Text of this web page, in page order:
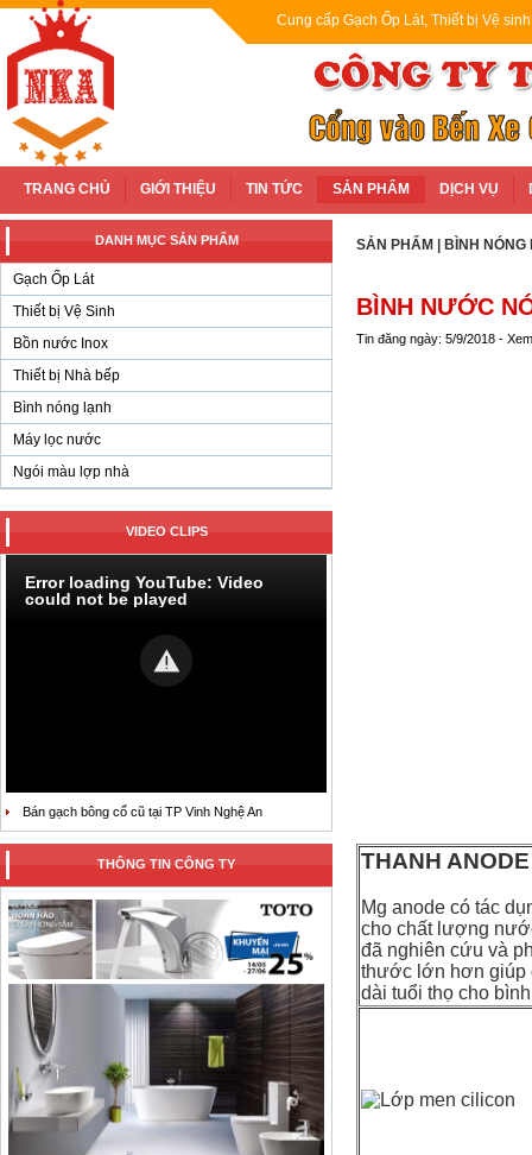
Cung cấp Gạch Ốp Lát, Thiết bị Vệ
TRANG CHỦ GIỚI THIỆU TIN TỨC SẢN PHẨM DỊCH VỤ
DANH MỤC SẢN PHẨM
Gạch Ốp Lát
Thiết bị Vệ Sinh
Bồn nước Inox
Thiết bị Nhà bếp
Bình nóng lạnh
Máy lọc nước
Ngói màu lợp nhà
VIDEO CLIPS
Error loading YouTube: Video
could not be played
Bán gạch bông cổ cũ tại TP Vinh Nghệ An
THÔNG TIN CÔNG TY
SẢN PHẨM BÌNH NÓNG
BÌNH NƯỚC
Tin đăng ngày: 5/9/2018 -
THANH
Mg anode có tác
cho chất lượng
đã nghiên cứu và
thước lớn hơn giúp
dài tuổi thọ cho